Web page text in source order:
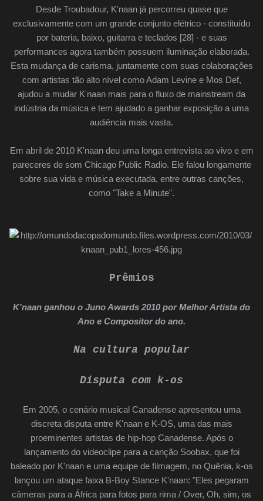
Desde Troubadour, K'naan já percorreu quase que
exclusivamente com um grande conjunto elétrico - constituído
por bateria, baixo, guitarra e teclados [28] - e suas
performances agora também possuem iluminação elaborada.
Esta mudança de carisma, juntamente com suas colaborações
com artistas tão alto nível como Adam Levine e Mos Def,
ajudou a mudar K'naan mais para o fluxo de mainstream da
indústria da música e tem ajudado a ganhar exposição a uma
audiência mais vasta.
Em abril de 2010 K'naan deu uma longa entrevista ao vivo e em
pareceres de som Chicago Public Radio. Ele falou longamente
sobre sua vida e música executada, entre outras canções,
como "Take a Minute".
Prêmios
K'naan ganhou o Juno Awards 2010 por Melhor Artista do
Ano e Compositor do ano.
Na cultura popular
Disputa com k-os
Em 2005, o cenário musical Canadense apresentou uma
discreta disputa entre K'naan e K-OS, uma das mais
proeminentes artistas de hip-hop Canadense. Após o
lançamento do videoclipe para a canção Soobax, que foi
baleado por K'naan e uma equipe de filmagem, no Quênia, k-os
lançou um ataque faixa B-Boy Stance K'naan: "Eles pegaram
câmeras para a África para fotos para rima / Over, Oh, sim, os